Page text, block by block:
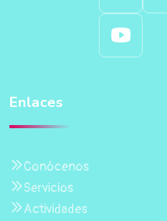
Enlaces
Conócenos
Servicios
Actividades